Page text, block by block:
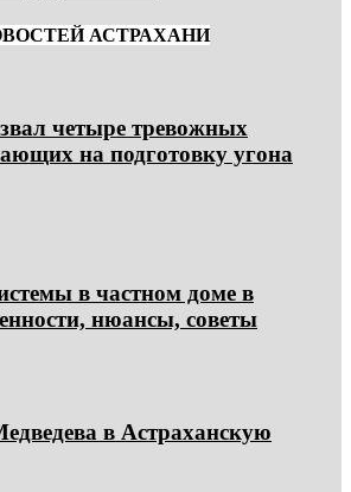
АСТРАХАНИ
четыре тревожных
на подготовку угона
в частном доме в
нюансы, советы
в Астраханскую